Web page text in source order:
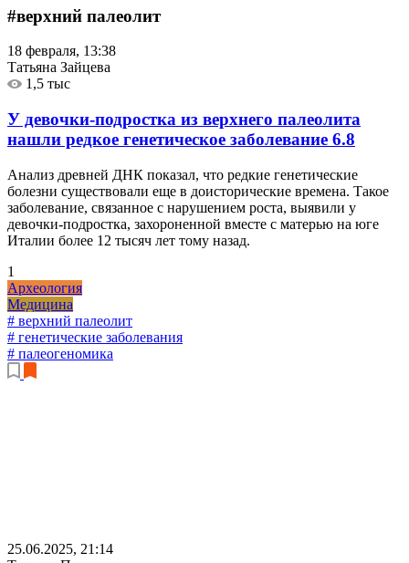
#верхний палеолит
18 февраля, 13:38
Татьяна Зайцева
1,5 тыс
У девочки-подростка из верхнего палеолита
нашли редкое генетическое заболевание 6.8
Анализ древней ДНК показал, что редкие генетические
болезни существовали еще в доисторические времена. Такое
заболевание, связанное с нарушением роста, выявили у
девочки-подростка, захороненной вместе с матерью на юге
Италии более 12 тысяч лет тому назад.
1
Археология
Медицина
# верхний палеолит
# генетические заболевания
# палеогеномика
25.06.2025, 21:14